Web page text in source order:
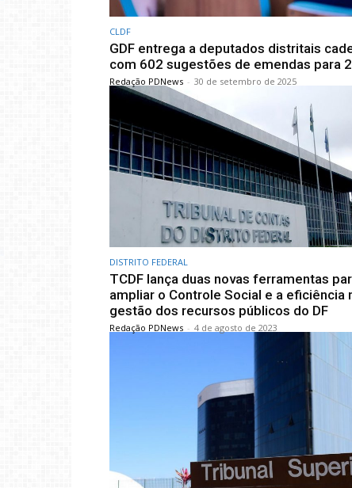
CLDF
GDF entrega a deputados distritais
com 602 sugestões de emendas para
Redação PDNews - 30 de setembro de 2025
DISTRITO FEDERAL
TCDF lança duas novas ferramentas
ampliar o Controle Social e a eficiência
gestão dos recursos públicos do DF
Redação PDNews - 4 de agosto de 2023